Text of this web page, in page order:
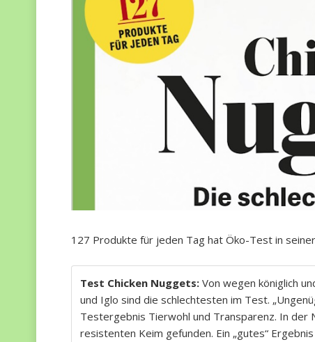
127 Produkte für jeden Tag hat Öko-Test in
Test Chicken Nuggets: Von wegen königlich
und Iglo sind die schlechtesten im Test.
Testergebnis Tierwohl und Transparenz. In der
resistenten Keim gefunden. Ein „gutes“